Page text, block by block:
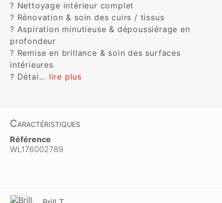
? Nettoyage intérieur complet
? Rénovation & soin des cuirs / tissus
? Aspiration minutieuse & dépoussiérage en
profondeur
? Remise en brillance & soin des surfaces
intérieures
? Détai... lire plus
Caractéristiques
Référence
WL176002789